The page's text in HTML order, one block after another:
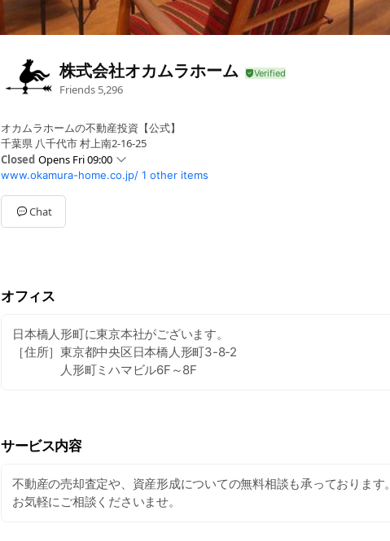
株式会社オカムラホーム
Friends 5,296
オカムラホームの不動産投資【公式】
千葉県 八千代市 村上南2-16-25
Closed Opens Fri 09:00
SunClosed
Mon09:00 - 18:00
Tue09:00 - 18:00
Wed09:00 - 18:00
www.okamura-home.co.jp/ 1 other items
Chat
オフィス
日本橋人形町に東京本社がございます。
［住所］東京都中央区日本橋人形町3-8-2
人形町ミハマビル6F～8F
サービス内容
不動産の売却査定や、資産形成についての無料相談も承っております。
お気軽にご相談くださいませ。